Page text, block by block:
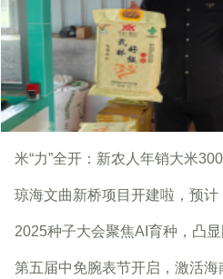
米“力”全开：新农人年销大米
琼海文曲新桥项目开建啦，预
2025种子大会聚焦AI育种，凸
第五届中免腕表节开启，激活